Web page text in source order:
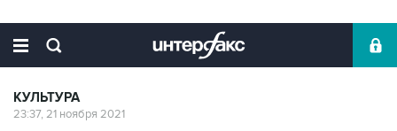
КУЛЬТУРА
23:37, 21 ноября 2021